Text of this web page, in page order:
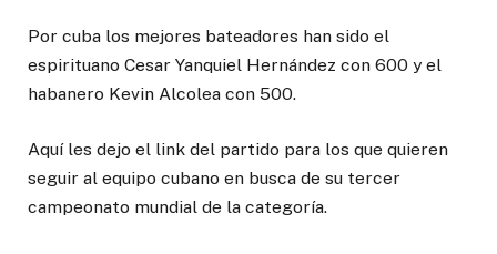
Por cuba los mejores bateadores han sido el
espirituano Cesar Yanquiel Hernández con 600 y el
habanero Kevin Alcolea con 500.
Aquí les dejo el link del partido para los que quieren
seguir al equipo cubano en busca de su tercer
campeonato mundial de la categoría.